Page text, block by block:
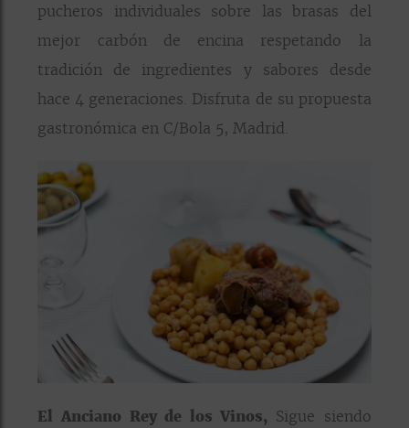
pucheros individuales sobre las brasas del
mejor carbón de encina respetando la
tradición de ingredientes y sabores desde
hace 4 generaciones. Disfruta de su propuesta
gastronómica en C/Bola 5, Madrid.
El Anciano Rey de los Vinos, Sigue siendo